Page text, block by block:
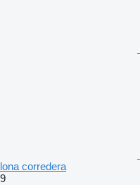
lona corredera
9